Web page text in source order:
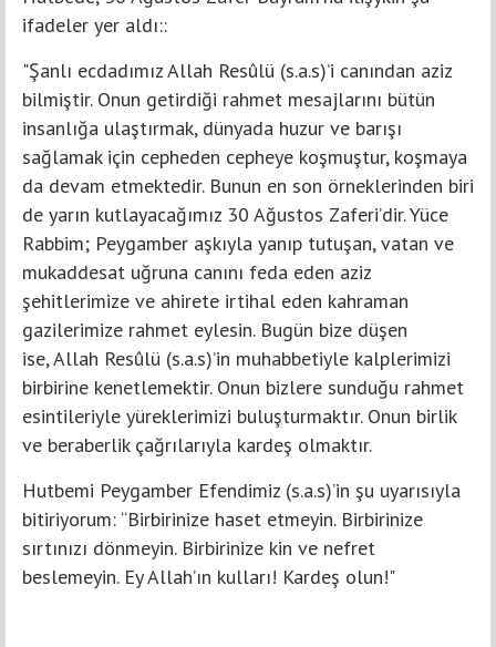
ifadeler yer aldı::
"Şanlı ecdadımız Allah Resûlü (s.a.s)’i canından aziz
bilmiştir. Onun getirdiği rahmet mesajlarını bütün
insanlığa ulaştırmak, dünyada huzur ve barışı
sağlamak için cepheden cepheye koşmuştur, koşmaya
da devam etmektedir. Bunun en son örneklerinden biri
de yarın kutlayacağımız 30 Ağustos Zaferi’dir. Yüce
Rabbim; Peygamber aşkıyla yanıp tutuşan, vatan ve
mukaddesat uğruna canını feda eden aziz
şehitlerimize ve ahirete irtihal eden kahraman
gazilerimize rahmet eylesin. Bugün bize düşen
ise, Allah Resûlü (s.a.s)’in muhabbetiyle kalplerimizi
birbirine kenetlemektir. Onun bizlere sunduğu rahmet
esintileriyle yüreklerimizi buluşturmaktır. Onun birlik
ve beraberlik çağrılarıyla kardeş olmaktır.
Hutbemi Peygamber Efendimiz (s.a.s)’in şu uyarısıyla
bitiriyorum: “Birbirinize haset etmeyin. Birbirinize
sırtınızı dönmeyin. Birbirinize kin ve nefret
beslemeyin. Ey Allah’ın kulları! Kardeş olun!"